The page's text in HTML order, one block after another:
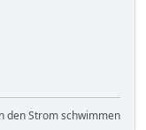
den Strom schwimmen